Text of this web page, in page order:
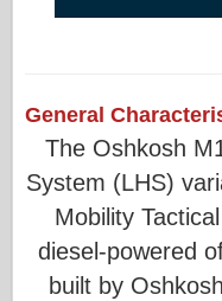
General
The Oshkosh
System (LHS)
Mobility
diesel-powered
built by